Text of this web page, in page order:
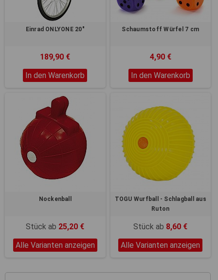
Einrad ONLYONE 20"
189,90 €
In den Warenkorb
Schaumstoff Würfel 7 cm
4,90 €
In den Warenkorb
Nockenball
Stück ab 25,20 €
Alle Varianten anzeigen
TOGU Wurfball - Schlagball aus
Ruton
Stück ab 8,60 €
Alle Varianten anzeigen